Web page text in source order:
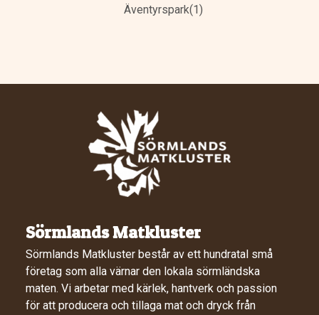
Äventyrspark(1)
Sörmlands Matkluster
Sörmlands Matkluster består av ett hundratal små
företag som alla värnar den lokala sörmländska
maten. Vi arbetar med kärlek, hantverk och passion
för att producera och tillaga mat och dryck från